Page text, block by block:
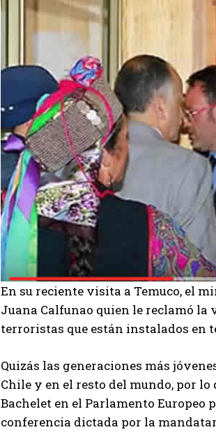
En su reciente visita a Temuco, el
Juana Calfunao quien le reclamó la
terroristas que están instalados en
Quizás las generaciones más
Chile y en el resto del mundo, por
Bachelet en el Parlamento
conferencia dictada por la